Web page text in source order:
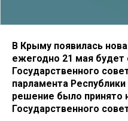
В Крыму появилась
ежегодно 21 мая
Государственного
парламента
решение было принято
Государственного